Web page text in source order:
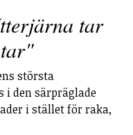
tar
största
i den särpräglade
i stället för raka,